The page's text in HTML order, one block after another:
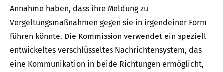
Annahme haben, dass ihre Meldung zu
Vergeltungsmaßnahmen gegen sie in irgendeiner Form
führen könnte. Die Kommission verwendet ein speziell
entwickeltes verschlüsseltes Nachrichtensystem, das
eine Kommunikation in beide Richtungen ermöglicht,